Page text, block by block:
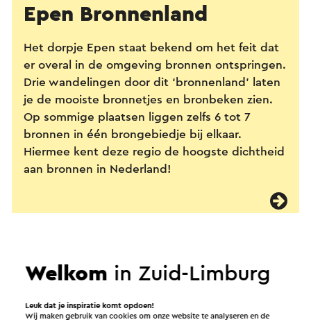
Epen Bronnenland
Het dorpje Epen staat bekend om het feit dat
er overal in de omgeving bronnen ontspringen.
Drie wandelingen door dit ‘bronnenland’ laten
je de mooiste bronnetjes en bronbeken zien.
Op sommige plaatsen liggen zelfs 6 tot 7
bronnen in één brongebiedje bij elkaar.
Hiermee kent deze regio de hoogste dichtheid
aan bronnen in Nederland!
Welkom in Zuid-Limburg
Leuk dat je inspiratie komt opdoen!
Wij maken gebruik van cookies om onze website te analyseren en de